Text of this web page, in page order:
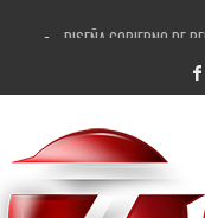
DISEÑA GOBIERNO DE
REFRENDAN LOS 28
FORTALECE
GOBIERNO DE PEPE
CUARTA FERIA EXPO